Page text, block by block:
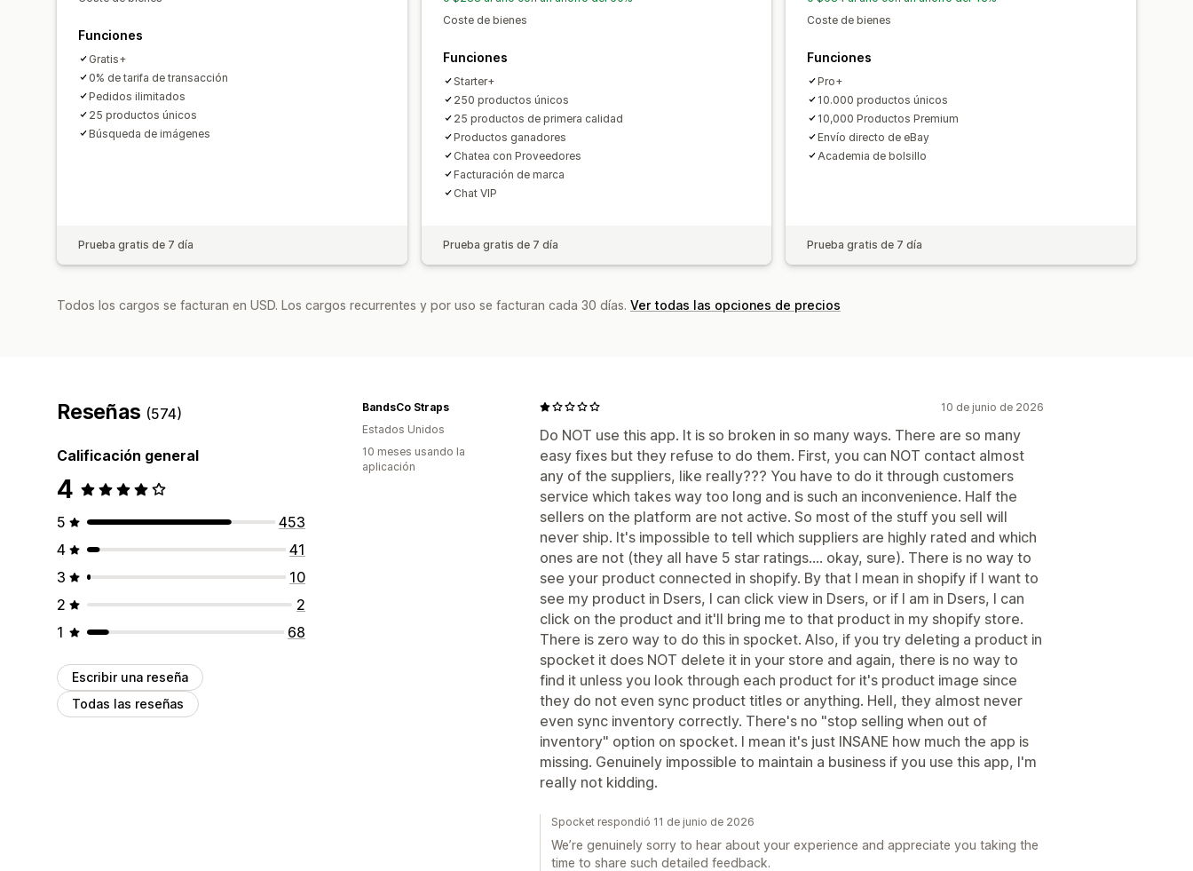
Seguimiento de pedidos
Funciones
Gratis+
0% de tarifa de transacción
Pedidos ilimitados
25 productos únicos
Búsqueda de imágenes
Prueba gratis de 7 día
Coste de bienes
Funciones
Starter+
250 productos únicos
25 productos de primera calidad
Productos ganadores
Chatea con Proveedores
Facturación de marca
Chat VIP
Prueba gratis de 7 día
Coste de bienes
Funciones
Pro+
10.000 productos únicos
10,000 Productos Premium
Envío directo de eBay
Academia de bolsillo
Prueba gratis de 7 día
Todos los cargos se facturan en USD. Los cargos recurrentes y por uso se facturan cada 30 días. Ver todas las opciones de precios
Reseñas (574)
Calificación general
4
5
453
4
41
3
10
2
2
1
68
Escribir una reseña
Todas las reseñas
10 de junio de 2026
Do NOT use this app. It is so broken in so many ways. There are so many
easy fixes but they refuse to do them. First, you can NOT contact almost
any of the suppliers, like really??? You have to do it through customers
service which takes way too long and is such an inconvenience. Half the
sellers on the platform are not active. So most of the stuff you sell will
never ship. It's impossible to tell which suppliers are highly rated and which
ones are not (they all have 5 star ratings.... okay, sure). There is no way to
see your product connected in shopify. By that I mean in shopify if I want to
see my product in Dsers, I can click view in Dsers, or if I am in Dsers, I can
click on the product and it'll bring me to that product in my shopify store.
There is zero way to do this in spocket. Also, if you try deleting a product in
spocket it does NOT delete it in your store and again, there is no way to
find it unless you look through each product for it's product image since
they do not even sync product titles or anything. Hell, they almost never
even sync inventory correctly. There's no "stop selling when out of
inventory" option on spocket. I mean it's just INSANE how much the app is
missing. Genuinely impossible to maintain a business if you use this app, I'm
really not kidding.
BandsCo Straps
Estados Unidos
10 meses usando la
aplicación
Spocket respondió 11 de junio de 2026
We’re genuinely sorry to hear about your experience and appreciate you taking the
time to share such detailed feedback.